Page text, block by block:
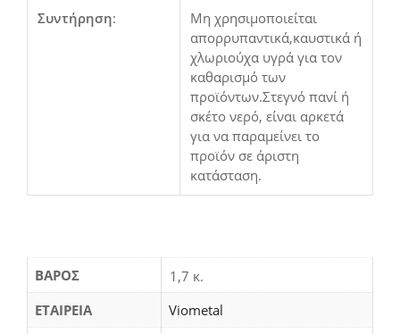
Συντήρηση:
Μη χρησιμοποιείται
απορρυπαντικά,καυστικά ή
χλωριούχα υγρά για τον
καθαρισμό των
προϊόντων.Στεγνό πανί ή
σκέτο νερό, είναι αρκετά
για να παραμείνει το
προϊόν σε άριστη
κατάσταση.
ΒΆΡΟΣ
1,7 κ.
ΕΤΑΙΡΕΙΑ
Viometal